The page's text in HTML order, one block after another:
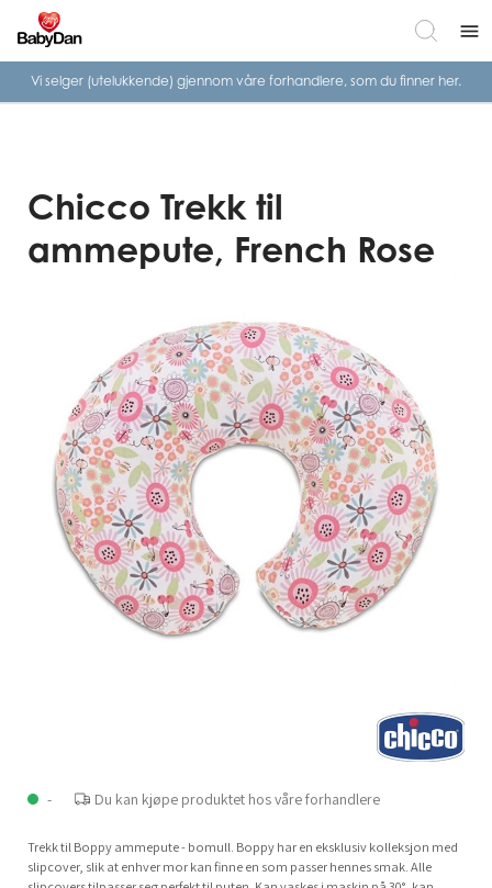
menu
Vi selger (utelukkende) gjennom våre forhandlere, som du finner her.
- Du kan kjøpe produktet hos våre forhandlere
Trekk til Boppy ammepute - bomull. Boppy har en eksklusiv kolleksjon med
slipcover, slik at enhver mor kan finne en som passer hennes smak. Alle
Chicco Trekk til
ammepute, French Rose